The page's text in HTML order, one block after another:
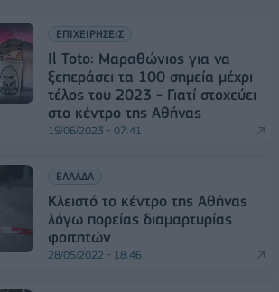
ΕΠΙΧΕΙΡΗΣΕΙΣ
Il Toto: Μαραθώνιος για να
ξεπεράσει τα 100 σημεία μέχρι
τέλος του 2023 - Γιατί στοχεύει
στο κέντρο της Αθήνας
19/06/2023 - 07:41
ΕΛΛΑΔΑ
Κλειστό το κέντρο της Αθήνας
λόγω πορείας διαμαρτυρίας
φοιτητών
28/05/2022 - 18:46